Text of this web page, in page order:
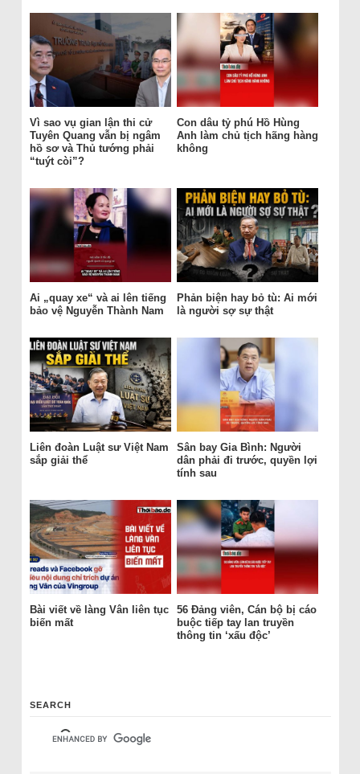
Vì sao vụ gian lận thi cử
Tuyên Quang vẫn bị ngâm
hồ sơ và Thủ tướng phải
“tuýt còi”?
Con dâu tỷ phú Hồ Hùng
Anh làm chủ tịch hãng hàng
không
Ai „quay xe“ và ai lên tiếng
bảo vệ Nguyễn Thành Nam
Phản biện hay bỏ tù: Ai mới
là người sợ sự thật
Liên đoàn Luật sư Việt Nam
sắp giải thể
Sân bay Gia Bình: Người
dân phải đi trước, quyền lợi
tính sau
Bài viết về làng Vân liên tục
biến mất
56 Đảng viên, Cán bộ bị cáo
buộc tiếp tay lan truyền
thông tin ‘xấu độc’
SEARCH